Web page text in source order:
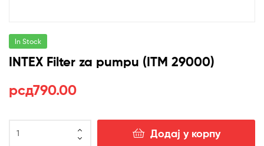
In Stock
INTEX Filter za pumpu (ITM 29000)
рсд790.00
Filter
Додај у корпу